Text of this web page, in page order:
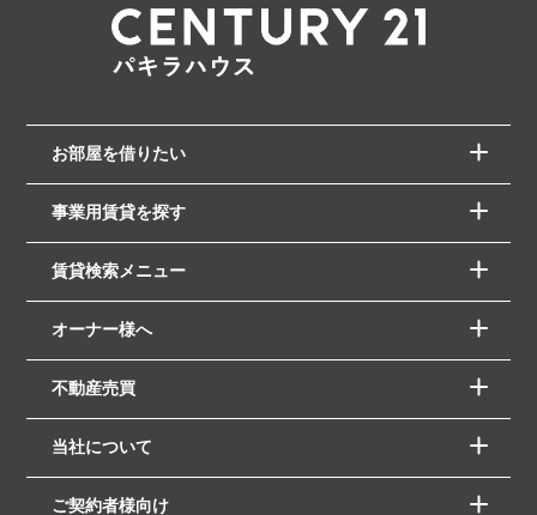
お部屋を借りたい
事業用賃貸を探す
賃貸検索メニュー
オーナー様へ
不動産売買
当社について
ご契約者様向け